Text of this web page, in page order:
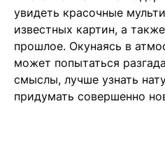
увидеть красочные
известных картин, а
прошлое. Окунаясь в
может попытаться
смыслы, лучше узнать
придумать совершенно